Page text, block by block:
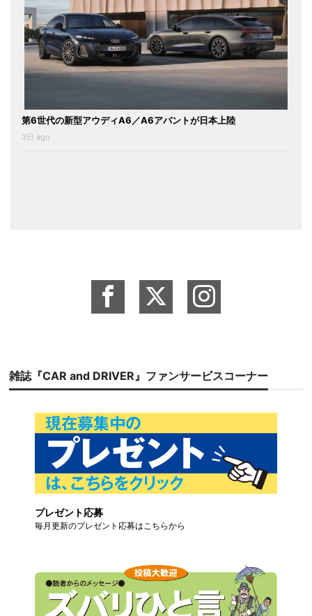
第6世代の新型アウディA6／A6アバントが日本上陸
3日 ago
雑誌『CAR and DRIVER』ファンサービスコーナー
プレゼント応募
毎月更新のプレゼント応募はこちらから